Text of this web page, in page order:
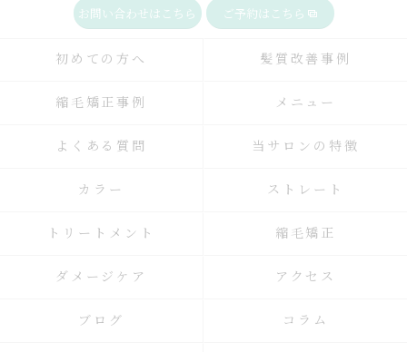
お問い合わせはこちら ご予約はこちら
初めての方へ 髪質改善事例
縮毛矯正事例 メニュー
よくある質問 当サロンの特徴
カラー ストレート
トリートメント 縮毛矯正
ダメージケア アクセス
ブログ コラム